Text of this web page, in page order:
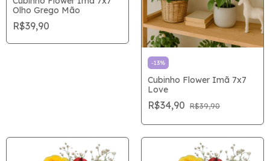
Olho Grego Mão
R$39,90
-13%
Cubinho Flower Imã 7x7
Love
R$34,90 R$39,90